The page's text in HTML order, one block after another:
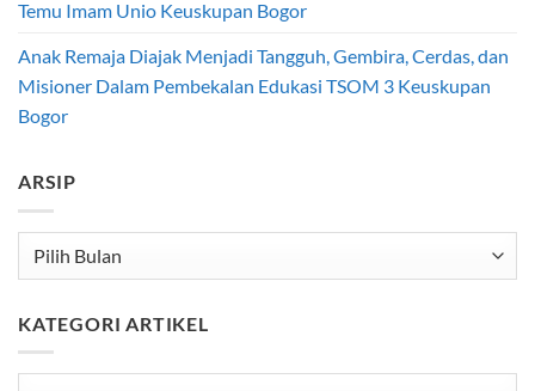
Temu Imam Unio Keuskupan Bogor
Anak Remaja Diajak Menjadi Tangguh, Gembira, Cerdas, dan
Misioner Dalam Pembekalan Edukasi TSOM 3 Keuskupan
Bogor
ARSIP
Arsip
KATEGORI ARTIKEL